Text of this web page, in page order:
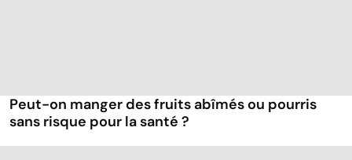
Peut-on manger des fruits abîmés ou pourris
sans risque pour la santé ?